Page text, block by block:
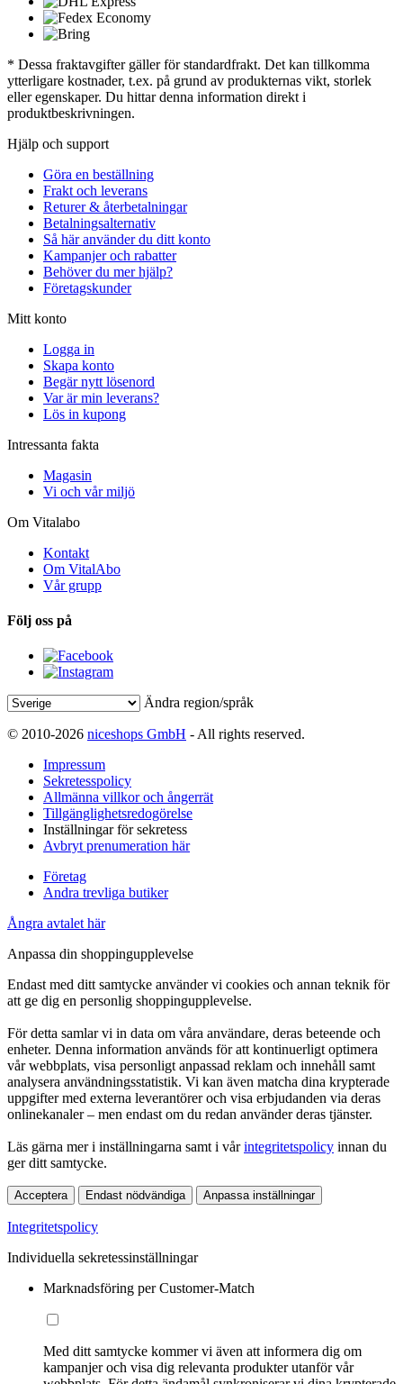
* Dessa fraktavgifter gäller för standardfrakt. Det kan tillkomma
ytterligare kostnader, t.ex. på grund av produkternas vikt, storlek
eller egenskaper. Du hittar denna information direkt i
produktbeskrivningen.
Hjälp och support
Göra en beställning
Frakt och leverans
Returer & återbetalningar
Betalningsalternativ
Så här använder du ditt konto
Kampanjer och rabatter
Behöver du mer hjälp?
Företagskunder
Mitt konto
Logga in
Skapa konto
Begär nytt lösenord
Var är min leverans?
Lös in kupong
Intressanta fakta
Magasin
Vi och vår miljö
Om Vitalabo
Kontakt
Om VitalAbo
Vår grupp
Följ oss på
Ändra region/språk
© 2010-2026 niceshops GmbH - All rights reserved.
Impressum
Sekretesspolicy
Allmänna villkor och ångerrät
Tillgänglighetsredogörelse
Inställningar för sekretess
Avbryt prenumeration här
Företag
Andra trevliga butiker
Ångra avtalet här
Anpassa din shoppingupplevelse
Endast med ditt samtycke använder vi cookies och annan teknik för
att ge dig en personlig shoppingupplevelse.
För detta samlar vi in data om våra användare, deras beteende och
enheter. Denna information används för att kontinuerligt optimera
vår webbplats, visa personligt anpassad reklam och innehåll samt
analysera användningsstatistik. Vi kan även matcha dina krypterade
uppgifter med externa leverantörer och visa erbjudanden via deras
onlinekanaler – men endast om du redan använder deras tjänster.
Läs gärna mer i inställningarna samt i vårintegritetspolicy innan du
ger ditt samtycke.
Acceptera Endast nödvändiga Anpassa inställningar
Integritetspolicy
Individuella sekretessinställningar
Marknadsföring per Customer-Match
Med ditt samtycke kommer vi även att informera dig om
kampanjer och visa dig relevanta produkter utanför vår